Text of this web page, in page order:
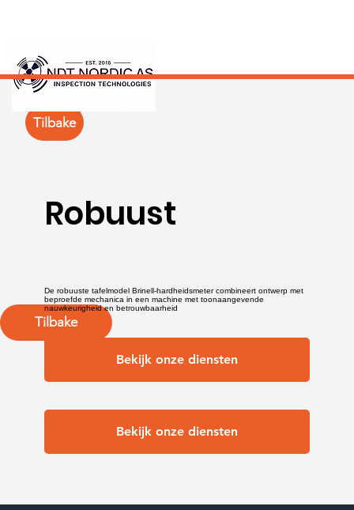
Tilbake
Robuust
De robuuste tafelmodel Brinell-hardheidsmeter combineert ontwerp met
beproefde mechanica in een machine met toonaangevende
nauwkeurigheid en betrouwbaarheid
Bekijk onze diensten
Bekijk onze diensten
Tilbake